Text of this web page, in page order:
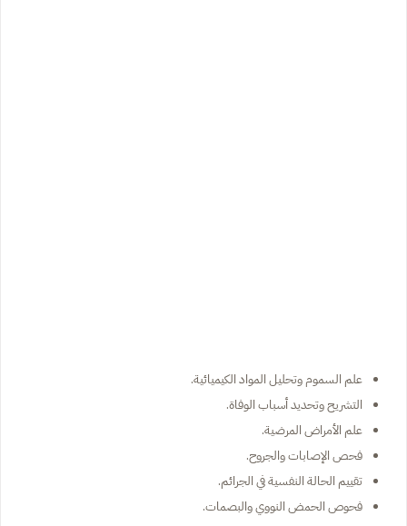
علم السموم وتحليل المواد الكيميائية.
التشريح وتحديد أسباب الوفاة.
علم الأمراض المرضية.
فحص الإصابات والجروح.
تقييم الحالة النفسية في الجرائم.
فحوص الحمض النووي والبصمات.